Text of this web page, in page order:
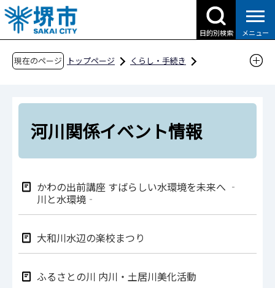
こ
の
ペ
目的別検索 メニュー
現在のページ トップページ
くらし・手続き
河川関係イベント情報
河川関係イベント情報
かわの出前講座 すばらしい水環境を未来へ ‐
川と水環境‐
大和川水辺の楽校まつり
ふるさとの川 内川・土居川美化活動